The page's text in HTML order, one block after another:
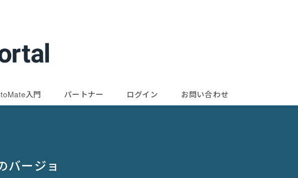
入門 パートナー ログイン お問い合わせ
バージョ